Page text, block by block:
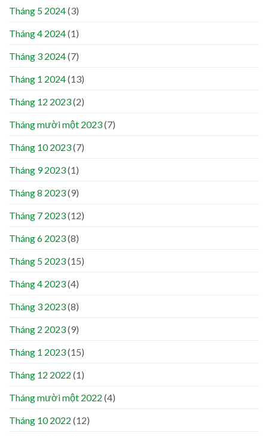
Tháng 5 2024(3)
Tháng 4 2024(1)
Tháng 3 2024(7)
Tháng 1 2024(13)
Tháng 12 2023(2)
Tháng mười một 2023(7)
Tháng 10 2023(7)
Tháng 9 2023(1)
Tháng 8 2023(9)
Tháng 7 2023(12)
Tháng 6 2023(8)
Tháng 5 2023(15)
Tháng 4 2023(4)
Tháng 3 2023(8)
Tháng 2 2023(9)
Tháng 1 2023(15)
Tháng 12 2022 (1)
Tháng mười một 2022 (4)
Tháng 10 2022 (12)